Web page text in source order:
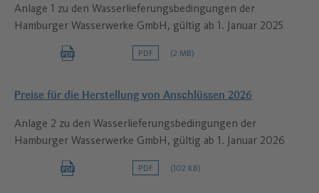
Anlage 1 zu den Wasserlieferungsbedingungen der
Hamburger Wasserwerke GmbH, gültig ab 1. Januar 2025
PDF (2 MB)
Preise für die Herstellung von Anschlüssen 2026
Anlage 2 zu den Wasserlieferungsbedingungen der
Hamburger Wasserwerke GmbH, gültig ab 1. Januar 2026
PDF (102 KB)